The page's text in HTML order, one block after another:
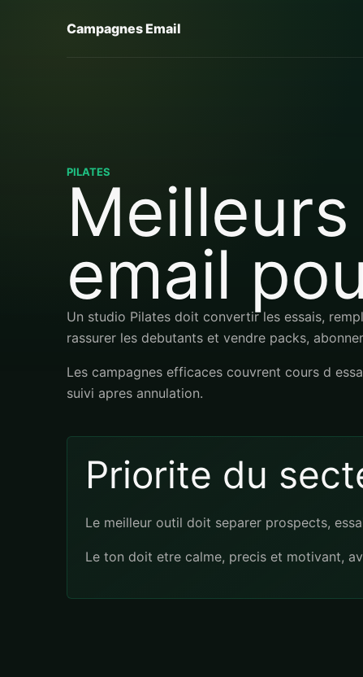
Campagnes Email
PILATES
email
Un studio Pilates doit convertir les essais,
rassurer les debutants et vendre packs,
Les campagnes efficaces couvrent cours d
suivi apres annulation.
Priorite du
Le meilleur outil doit separer prospects,
Le ton doit etre calme, precis et motivant,